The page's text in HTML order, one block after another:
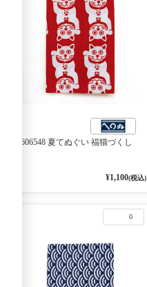
6606548 夏てぬぐい 福猫づくし
¥1,100(税込)
0